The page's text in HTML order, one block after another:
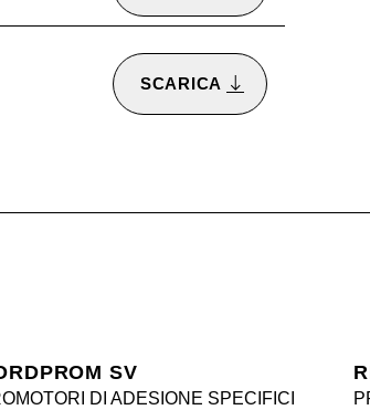
SCARICA
SV
DI ADESIONE SPECIFICI